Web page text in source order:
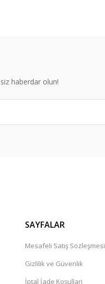
haberdar olun!
SAYFALAR
Mesafeli Satış Sözleşmesi
Gizlilik ve Güvenlik
İptal İade Koşullari